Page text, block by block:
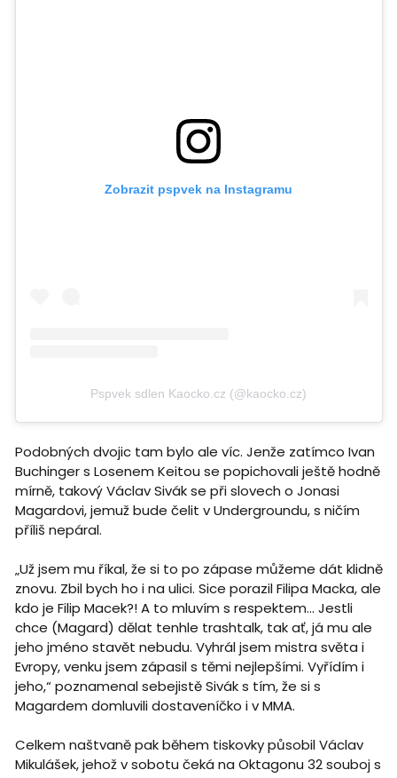
Zobrazit pspvek na Instagramu
Pspvek sdlen Kaocko.cz (@kaocko.cz)
Podobných dvojic tam bylo ale víc. Jenže zatímco Ivan
Buchinger s Losenem Keitou se popichovali ještě hodně
mírně, takový Václav Sivák se při slovech o Jonasi
Magardovi, jemuž bude čelit v Undergroundu, s ničím
příliš nepáral.
„Už jsem mu říkal, že si to po zápase můžeme dát klidně
znovu. Zbil bych ho i na ulici. Sice porazil Filipa Macka, ale
kdo je Filip Macek?! A to mluvím s respektem... Jestli
chce (Magard) dělat tenhle trashtalk, tak ať, já mu ale
jeho jméno stavět nebudu. Vyhrál jsem mistra světa i
Evropy, venku jsem zápasil s těmi nejlepšími. Vyřídím i
jeho,“ poznamenal sebejistě Sivák s tím, že si s
Magardem domluvili dostaveníčko i v MMA.
Celkem naštvaně pak během tiskovky působil Václav
Mikulášek, jehož v sobotu čeká na Oktagonu 32 souboj s